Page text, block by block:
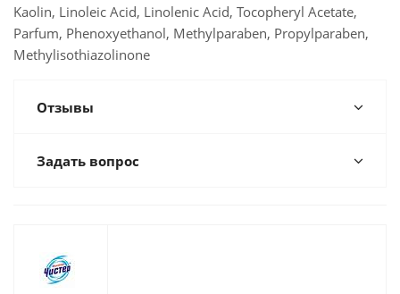
Kaolin, Linoleic Acid, Linolenic Acid, Tocopheryl Acetate,
Parfum, Phenoxyethanol, Methylparaben, Propylparaben,
Methylisothiazolinone
Отзывы
Задать вопрос